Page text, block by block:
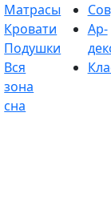
Матрасы
Кровати
Подушки